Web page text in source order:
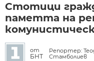
Стотици
паметта на
от
БНТ
Репортер:
Стамболиев